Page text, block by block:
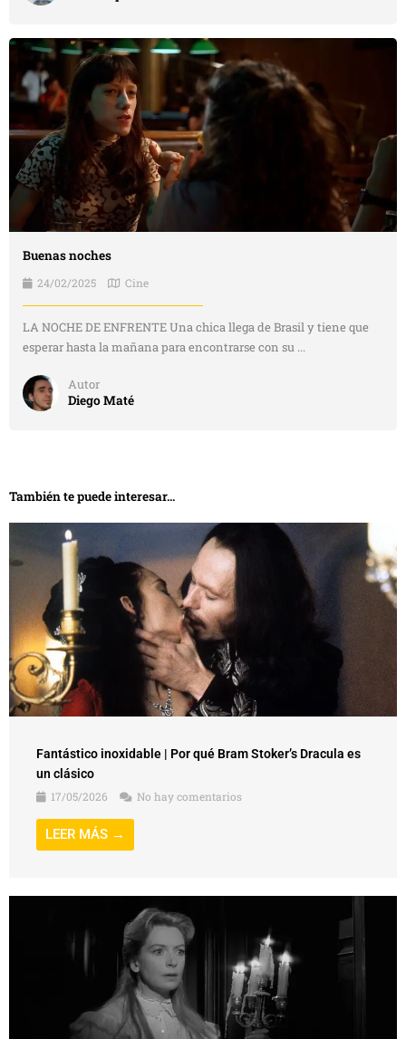
Buenas noches
24/02/2025 Cine
LA NOCHE DE ENFRENTE Una chica llega de Brasil y tiene que
esperar hasta la mañana para encontrarse con su ...
Autor
Diego Maté
También te puede interesar...
Fantástico inoxidable | Por qué Bram Stoker’s Dracula es
un clásico
17/05/2026
No hay comentarios
LEER MÁS →